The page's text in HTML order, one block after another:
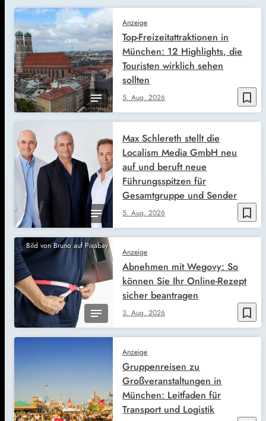
bookmark_border
Anzeige
5. Aug. 2026
Top-Freizeitattraktionen in
München: 12 Highlights, die
Touristen wirklich sehen
sollten
bookmark_border
5. Aug. 2026
Max Schlereth stellt die
Localism Media GmbH neu
auf und beruft neue
Führungsspitzen für
Gesamtgruppe und Sender
Bild von Bruno auf Pixabay
bookmark_border
Anzeige
3. Aug. 2026
Abnehmen mit Wegovy: So
können Sie Ihr Online-Rezept
sicher beantragen
Anzeige
Gruppenreisen zu
Großveranstaltungen in
München: Leitfaden für
Transport und Logistik